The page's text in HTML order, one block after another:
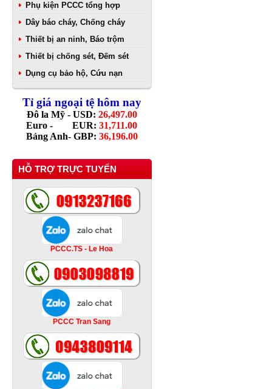
Phụ kiện PCCC tổng hợp
Dây báo cháy, Chống cháy
Thiết bị an ninh, Báo trộm
Thiết bị chống sét, Đếm sét
Dụng cụ bảo hộ, Cứu nạn
Tỉ giá ngoại tệ hôm nay
Đô la Mỹ - USD: 26,497.00
Euro - EUR: 31,711.00
Bảng Anh- GBP: 36,196.00
HỖ TRỢ TRỰC TUYẾN
PCCC.TS - Le Hoa
PCCC Tran Sang